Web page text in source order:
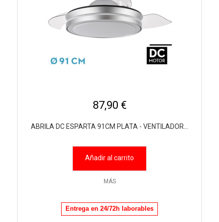
87,90 €
ABRILA DC ESPARTA 91CM PLATA - VENTILADOR...
Añadir al carrito
MÁS
Entrega en 24/72h laborables